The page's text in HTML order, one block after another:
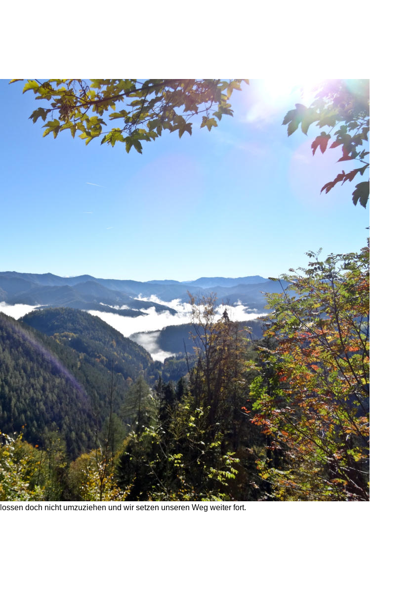
doch nicht umzuziehen und wir setzen unseren Weg weiter fort.